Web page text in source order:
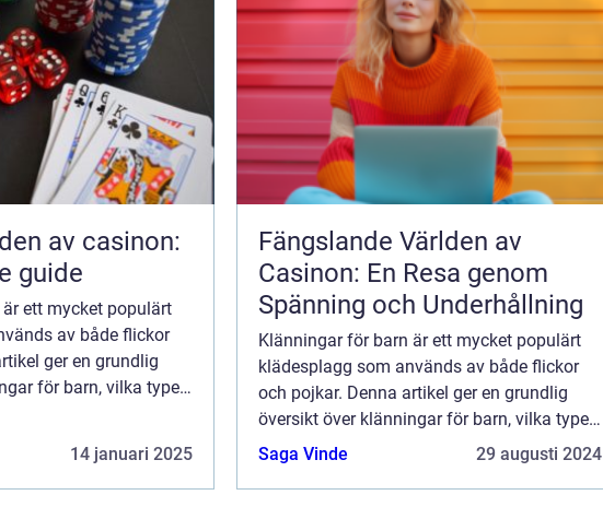
av casinon:
guide
ett mycket populärt
av både flickor
ger en grundlig
för barn, vilka typer
14 januari 2025
Fängslande Världen av
Casinon: En Resa genom
Spänning och Underhållning
Klänningar för barn är ett mycket populärt
klädesplagg som används av både flickor
och pojkar. Denna artikel ger en grundlig
översikt över klänningar för barn, vilka typer
som finns tillgängliga och vilka som är de
Saga Vinde 29 augusti 2024